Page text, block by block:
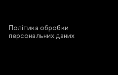
Політика обробки
персональних даних